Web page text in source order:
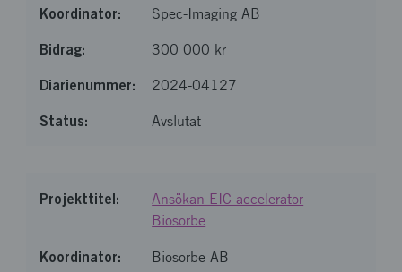
Spec-Imaging AB
300 000 kr
2024-04127
Avslutat
Ansökan EIC accelerator
Biosorbe
Biosorbe AB